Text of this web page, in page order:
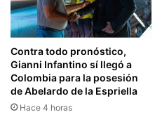
Contra todo pronóstico,
Gianni Infantino sí llegó a
Colombia para la posesión
de Abelardo de la Espriella
Hace 4 horas